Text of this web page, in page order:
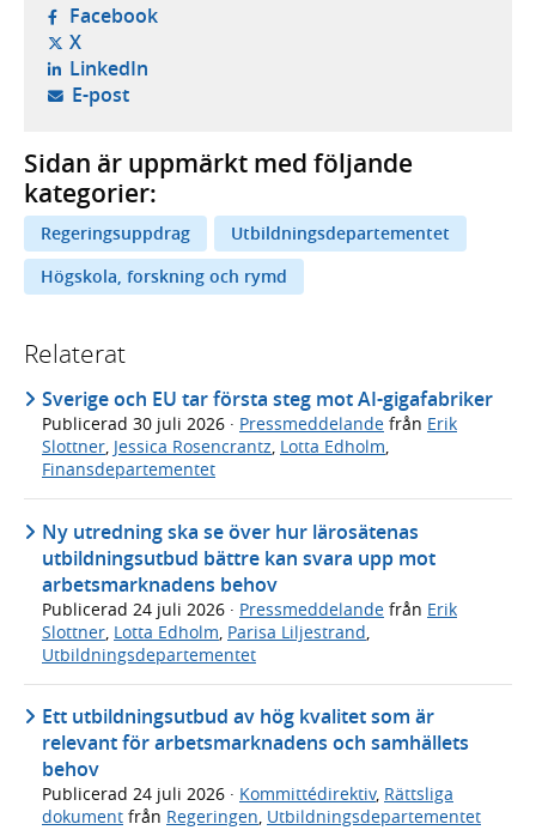
Facebook- öppnas i ny flik, extern webbplats,
X- öppnas i ny flik, extern webbplats,
LinkedIn- öppnas i ny flik, extern webbplats,
E-post- öppnar din e-postklient,
Sidan är uppmärkt med följande
kategorier:
Regeringsuppdrag
Utbildningsdepartementet
Högskola, forskning och rymd
Relaterat
Sverige och EU tar första steg mot AI-gigafabriker
Publicerad 30 juli 2026 · Pressmeddelande från Erik
Slottner, Jessica Rosencrantz, Lotta Edholm,
Finansdepartementet
Ny utredning ska se över hur lärosätenas
utbildningsutbud bättre kan svara upp mot
arbetsmarknadens behov
Publicerad 24 juli 2026 · Pressmeddelande från Erik
Slottner Lotta Edholm Parisa Liljestrand
Utbildningsdepartementet
Ett utbildningsutbud av hög kvalitet som är
relevant för arbetsmarknadens och samhällets
behov
Publicerad 24 juli 2026 · Kommittédirektiv, Rättsliga
dokument från Regeringen, Utbildningsdepartementet